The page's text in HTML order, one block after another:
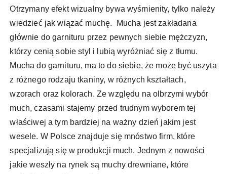
Otrzymany efekt wizualny bywa wyśmienity, tylko należy
wiedzieć jak wiązać muchę. Mucha jest zakładana
głównie do garnituru przez pewnych siebie mężczyzn,
którzy cenią sobie styl i lubią wyróżniać się z tłumu.
Mucha do garnituru, ma to do siebie, że może być uszyta
z różnego rodzaju tkaniny, w różnych kształtach,
wzorach oraz kolorach. Ze względu na olbrzymi wybór
much, czasami stajemy przed trudnym wyborem tej
właściwej a tym bardziej na ważny dzień jakim jest
wesele. W Polsce znajduje się mnóstwo firm, które
specjalizują się w produkcji much. Jednym z nowości
jakie weszły na rynek są muchy drewniane, które